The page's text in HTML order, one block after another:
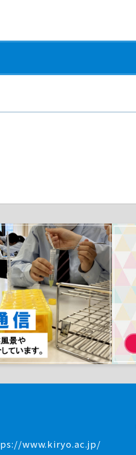
www.kiryo.ac.jp/